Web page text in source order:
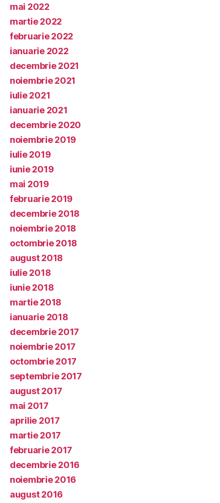
mai 2022
martie 2022
februarie 2022
ianuarie 2022
decembrie 2021
noiembrie 2021
iulie 2021
ianuarie 2021
decembrie 2020
noiembrie 2019
iulie 2019
iunie 2019
mai 2019
februarie 2019
decembrie 2018
noiembrie 2018
octombrie 2018
august 2018
iulie 2018
iunie 2018
martie 2018
ianuarie 2018
decembrie 2017
noiembrie 2017
octombrie 2017
septembrie 2017
august 2017
mai 2017
aprilie 2017
martie 2017
februarie 2017
decembrie 2016
noiembrie 2016
august 2016